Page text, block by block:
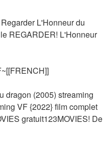
L'Honneur du
REGARDER! L'Honneur
dragon (2005) streaming
VF {2022} film complet
gratuit123MOVIES! De